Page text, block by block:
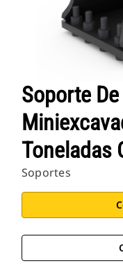
Soporte
Toneladas
Soportes